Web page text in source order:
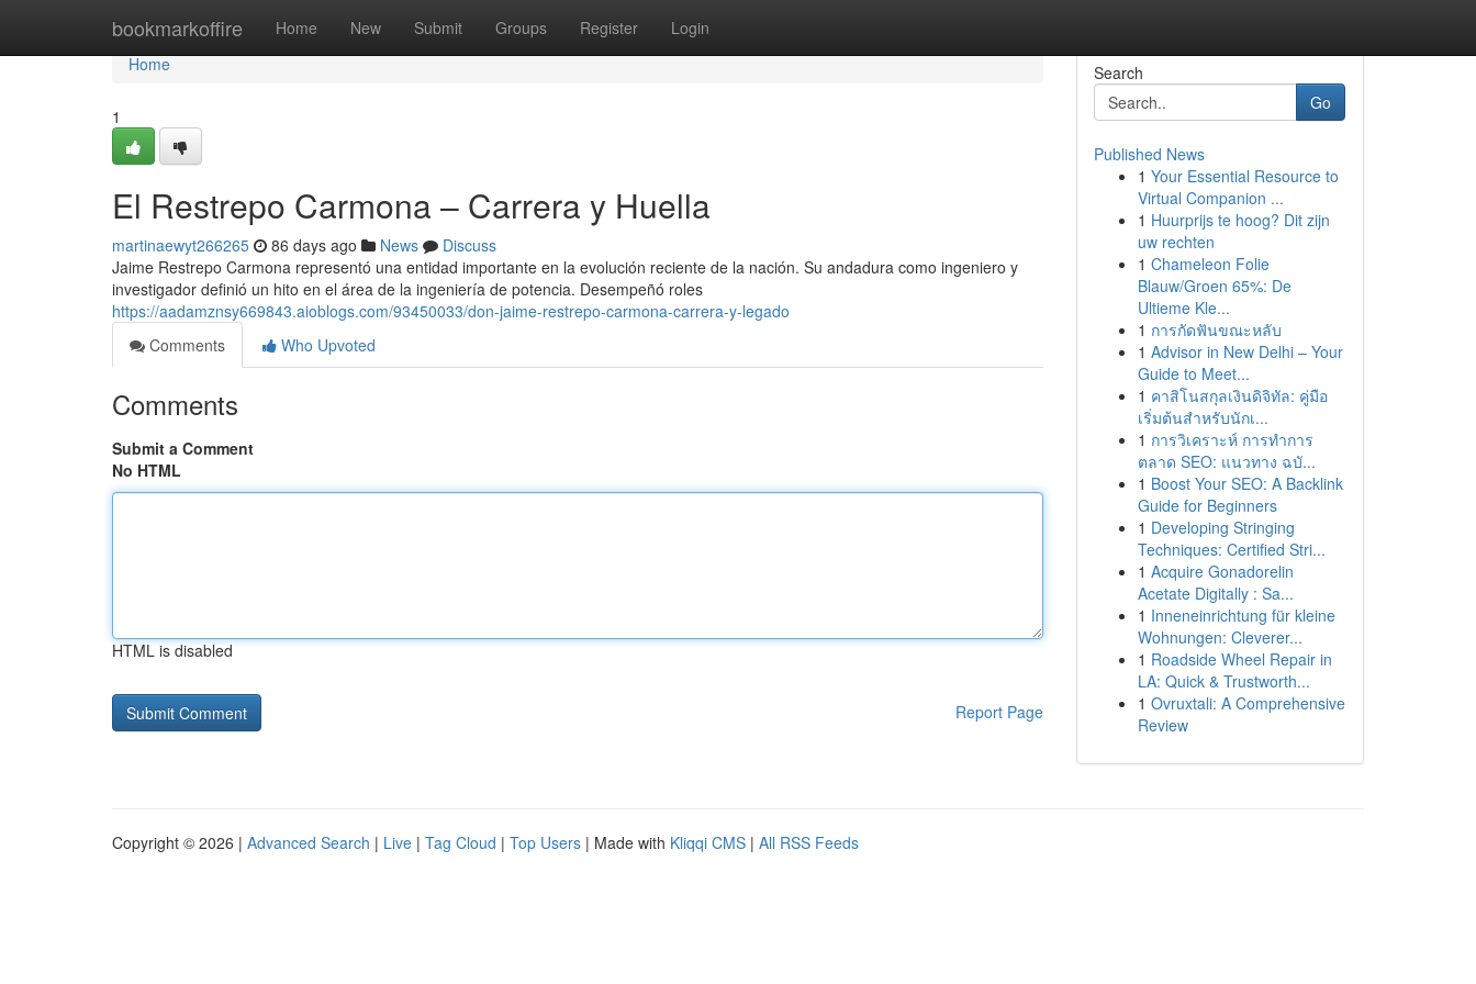
bookmarkoffire Home New Submit Groups Register Login
Home
Home
1
El Restrepo Carmona – Carrera y Huella
martinaewyt266265 86 days ago News
Discuss
Jaime Restrepo Carmona representó una entidad importante en la evolución reciente de la nación. Su andadura como ingeniero y
investigador definió un hito en el área de la ingeniería de potencia. Desempeñó roles
https://aadamznsy669843.aioblogs.com/93450033/don-jaime-restrepo-carmona-carrera-y-legado
Comments
Who Upvoted
Comments
Submit a Comment
No HTML
HTML is disabled
Report Page
Search
Go
Published News
1 Your Essential Resource to
Virtual Companion ...
1 Huurprijs te hoog? Dit zijn
uw rechten
1 Chameleon Folie
Blauw/Groen 65%: De
Ultieme Kle...
1 การกัดฟันขณะหลับ
1 Advisor in New Delhi – Your
Guide to Meet...
1 คาสิโนสกุลเงินดิจิทัล: คู่มือ
เริ่มต้นสำหรับนักเ...
1 การวิเคราะห์ การทำการ
ตลาด SEO: แนวทาง ฉบั...
1 Boost Your SEO: A Backlink
Guide for Beginners
1 Developing Stringing
Techniques: Certified Stri...
1 Acquire Gonadorelin
Acetate Digitally : Sa...
1 Inneneinrichtung für kleine
Wohnungen: Cleverer...
1 Roadside Wheel Repair in
LA: Quick & Trustworth...
1 Ovruxtali: A Comprehensive
Review
Copyright © 2026 | Advanced Search | Live | Tag Cloud | Top Users | Made with Kliqqi CMS | All RSS Feeds